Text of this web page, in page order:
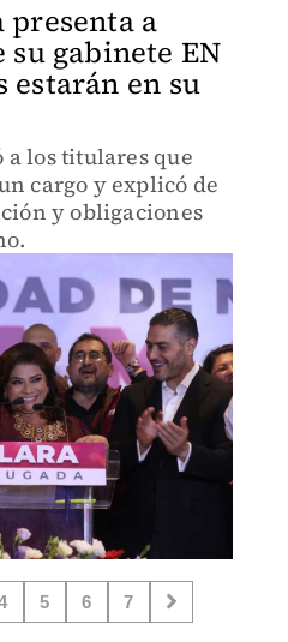
presenta a
gabinete EN
estarán en su
los titulares que
cargo y explicó de
y obligaciones
5 6 7